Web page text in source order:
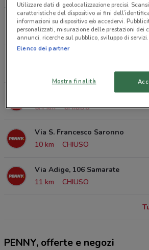
Via Per Canegrate, 1 Legnano
1.8 km
CHIUSO
Corso Italia, 26 Busto Arsizio
6.4 km
CHIUSO
Via S. Francesco Saronno
10 km
CHIUSO
Via Adige, 106 Samarate
11 km
CHIUSO
PENNY, offerte e negozi
Utilizzare dati di geolocalizzazione precisi.
caratteristiche del dispositivo ai fini
informazioni su dispositivo e/o accedervi.
personalizzati, misurazione delle prestazioni dei
annunci, ricerche sul pubblico, sviluppo di servizi.
Elenco dei partner
Mostra finalità